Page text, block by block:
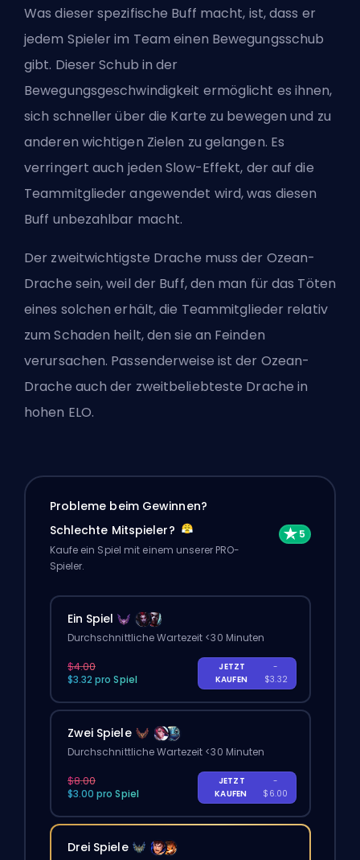
Was dieser spezifische Buff macht, ist, dass er
jedem Spieler im Team einen Bewegungsschub
gibt. Dieser Schub in der
Bewegungsgeschwindigkeit ermöglicht es ihnen,
sich schneller über die Karte zu bewegen und zu
anderen wichtigen Zielen zu gelangen. Es
verringert auch jeden Slow-Effekt, der auf die
Teammitglieder angewendet wird, was diesen
Buff unbezahlbar macht.
Der zweitwichtigste Drache muss der Ozean-
Drache sein, weil der Buff, den man für das Töten
eines solchen erhält, die Teammitglieder relativ
zum Schaden heilt, den sie an Feinden
verursachen. Passenderweise ist der Ozean-
Drache auch der zweitbeliebteste Drache in
hohen ELO.
Probleme beim Gewinnen?
Schlechte Mitspieler?
Kaufe ein Spiel mit einem unserer PRO-
Spieler.
Ein Spiel
Durchschnittliche Wartezeit <30 Minuten
$4.00
$3.32 pro Spiel
JETZT
KAUFEN
-
$3.32
Zwei Spiele
Durchschnittliche Wartezeit <30 Minuten
$8.00
$3.00 pro Spiel
JETZT
KAUFEN
-
$6.00
Drei Spiele